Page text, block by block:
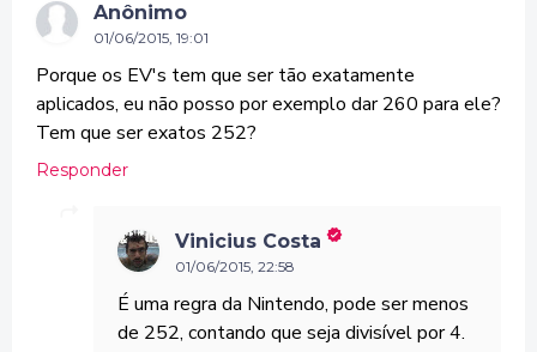
Anônimo
01/06/2015, 19:01
Porque os EV's tem que ser tão exatamente
aplicados, eu não posso por exemplo dar 260 para ele?
Tem que ser exatos 252?
Responder
Vinicius Costa
01/06/2015, 22:58
É uma regra da Nintendo, pode ser menos
de 252, contando que seja divisível por 4.